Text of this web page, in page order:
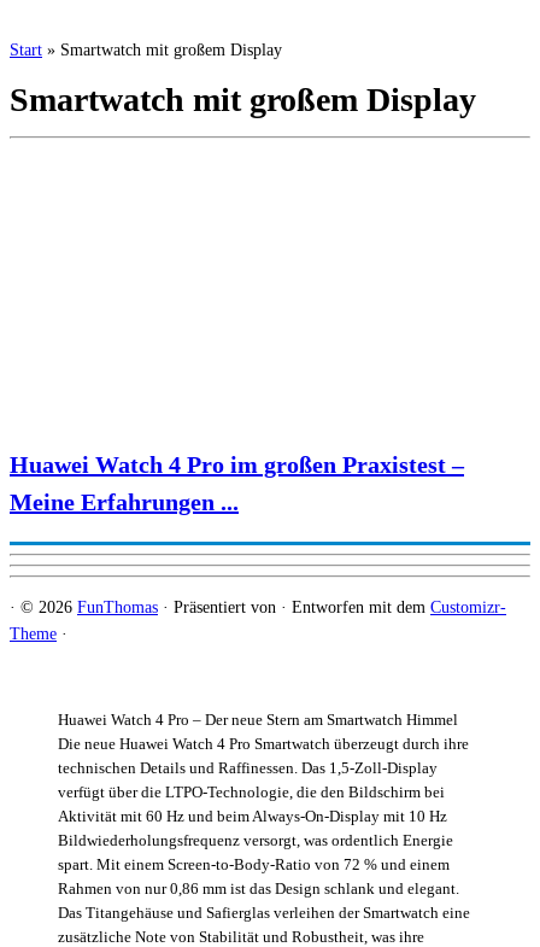
Start » Smartwatch mit großem Display
Smartwatch mit großem Display
Huawei Watch 4 Pro – Der neue Stern am Smartwatch Himmel
Die neue Huawei Watch 4 Pro Smartwatch überzeugt durch ihre
technischen Details und Raffinessen. Das 1,5-Zoll-Display
verfügt über die LTPO-Technologie, die den Bildschirm bei
Aktivität mit 60 Hz und beim Always-On-Display mit 10 Hz
Bildwiederholungsfrequenz versorgt, was ordentlich Energie
spart. Mit einem Screen-to-Body-Ratio von 72 % und einem
Rahmen von nur 0,86 mm ist das Design schlank und elegant.
Das Titangehäuse und Safierglas verleihen der Smartwatch eine
zusätzliche Note von Stabilität und Robustheit, was ihre
Huawei Watch 4 Pro im großen Praxistest –
Meine Erfahrungen ...
· © 2026 FunThomas · Präsentiert von · Entworfen mit dem Customizr-
Theme ·